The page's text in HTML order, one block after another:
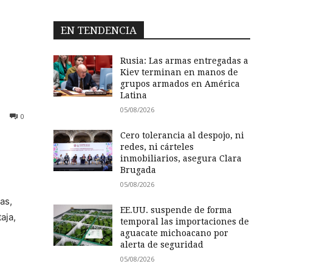
0
EN TENDENCIA
Rusia: Las armas entregadas a
Kiev terminan en manos de
grupos armados en América
Latina
05/08/2026
Cero tolerancia al despojo, ni
redes, ni cárteles
inmobiliarios, asegura Clara
Brugada
05/08/2026
EE.UU. suspende de forma
temporal las importaciones de
aguacate michoacano por
alerta de seguridad
05/08/2026